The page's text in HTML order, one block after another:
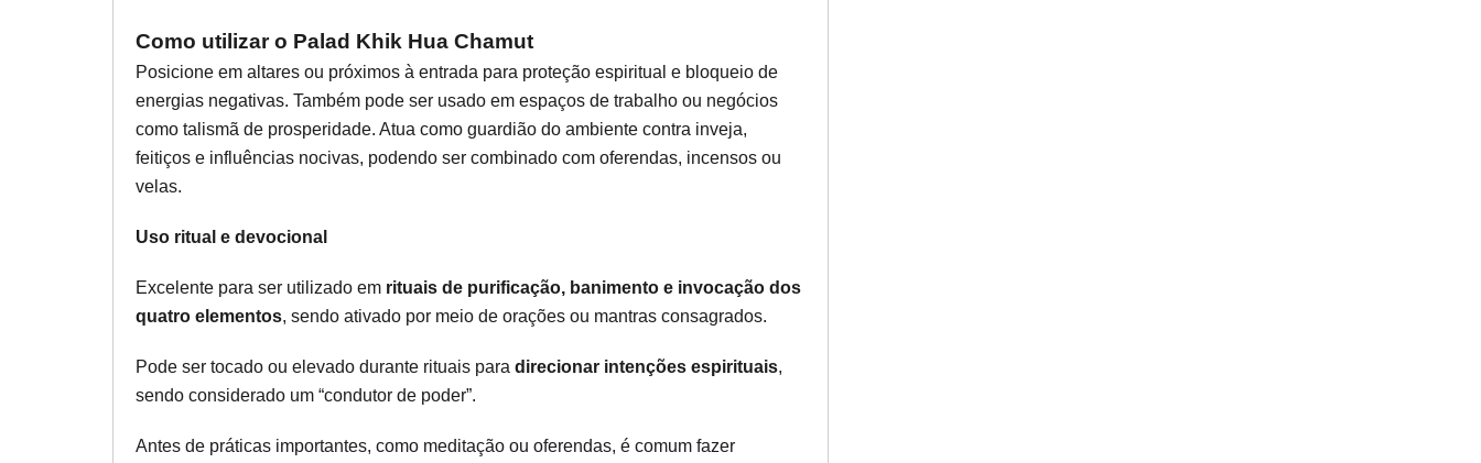
Como utilizar o Palad Khik Hua Chamut
Posicione em altares ou próximos à entrada para proteção espiritual e bloqueio de
energias negativas. Também pode ser usado em espaços de trabalho ou negócios
como talismã de prosperidade. Atua como guardião do ambiente contra inveja,
feitiços e influências nocivas, podendo ser combinado com oferendas, incensos ou
velas.
Uso ritual e devocional
Excelente para ser utilizado em rituais de purificação, banimento e invocação dos
quatro elementos, sendo ativado por meio de orações ou mantras consagrados.
Pode ser tocado ou elevado durante rituais para direcionar intenções espirituais,
sendo considerado um “condutor de poder”.
Antes de práticas importantes, como meditação ou oferendas, é comum fazer